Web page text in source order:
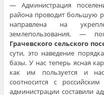
— Администрация
района проводит большую
направлена на
землепользования, —
Грачевского сельского
сути, это наведение
базы. У нас теперь ясная
как им пользуется и
соотносится с российским
администрации составили